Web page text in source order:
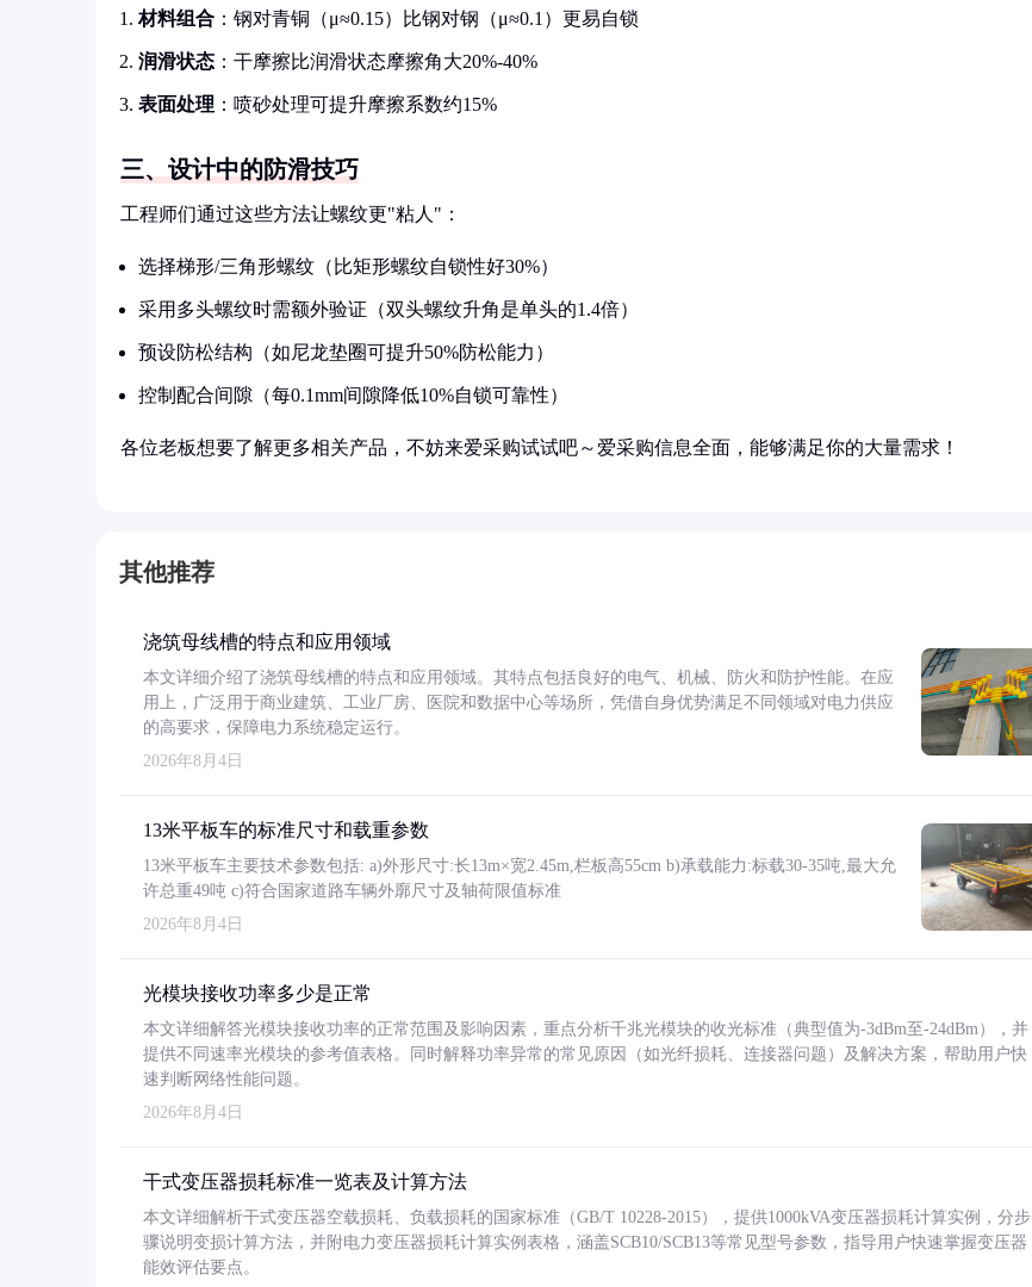
材料组合 ：钢对青铜（μ≈0.15）比钢对钢（μ≈0.1）更易自锁
润滑状态 ：干摩擦比润滑状态摩擦角大20%-40%
表面处理 ：喷砂处理可提升摩擦系数约15%
三、设计中的防滑技巧
工程师们通过这些方法让螺纹更"粘人"：
选择梯形/三角形螺纹（比矩形螺纹自锁性好30%）
采用多头螺纹时需额外验证（双头螺纹升角是单头的1.4倍）
预设防松结构（如尼龙垫圈可提升50%防松能力）
控制配合间隙（每0.1mm间隙降低10%自锁可靠性）
各位老板想要了解更多相关产品，不妨来爱采购试试吧～爱采购信息全面，能够满足你的大量需求！
其他推荐
浇筑母线槽的特点和应用领域
本文详细介绍了浇筑母线槽的特点和应用领域。其特点包括良好的电气、机械、防火和防护性能。在应
用上，广泛用于商业建筑、工业厂房、医院和数据中心等场所，凭借自身优势满足不同领域对电力供应
的高要求，保障电力系统稳定运行。
2026年8月4日
13米平板车的标准尺寸和载重参数
13米平板车主要技术参数包括: a)外形尺寸:长13m×宽2.45m,栏板高55cm b)承载能力:标载30-35吨,最大允
许总重49吨 c)符合国家道路车辆外廓尺寸及轴荷限值标准
2026年8月4日
光模块接收功率多少是正常
本文详细解答光模块接收功率的正常范围及影响因素，重点分析千兆光模块的收光标准（典型值为-3dBm至-24dBm），并
提供不同速率光模块的参考值表格。同时解释功率异常的常见原因（如光纤损耗、连接器问题）及解决方案，帮助用户快
速判断网络性能问题。
2026年8月4日
干式变压器损耗标准一览表及计算方法
本文详细解析干式变压器空载损耗、负载损耗的国家标准（GB/T 10228-2015），提供1000kVA变压器损耗计算实例，分步
骤说明变损计算方法，并附电力变压器损耗计算实例表格，涵盖SCB10/SCB13等常见型号参数，指导用户快速掌握变压器
能效评估要点。